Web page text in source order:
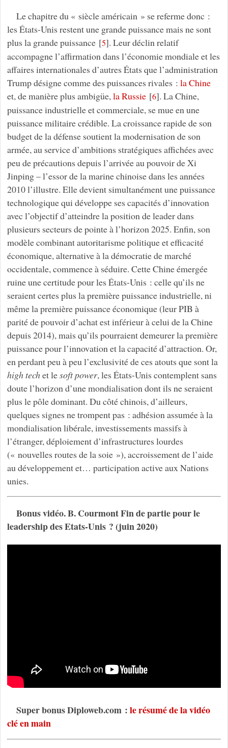
Le chapitre du « siècle américain » se referme donc :
les États-Unis restent une grande puissance mais ne sont
plus la grande puissance[5]. Leur déclin relatif
accompagne l’affirmation dans l’économie mondiale et les
affaires internationales d’autres États que l’administration
Trump désigne comme des puissances rivales : la Chine
et, de manière plus ambigüe, la Russie[6]. La Chine,
puissance industrielle et commerciale, se mue en une
puissance militaire crédible. La croissance rapide de son
budget de la défense soutient la modernisation de son
armée, au service d’ambitions stratégiques affichées avec
peu de précautions depuis l’arrivée au pouvoir de Xi
Jinping – l’essor de la marine chinoise dans les années
2010 l’illustre. Elle devient simultanément une puissance
technologique qui développe ses capacités d’innovation
avec l’objectif d’atteindre la position de leader dans
plusieurs secteurs de pointe à l’horizon 2025. Enfin, son
modèle combinant autoritarisme politique et efficacité
économique, alternative à la démocratie de marché
occidentale, commence à séduire. Cette Chine émergée
ruine une certitude pour les États-Unis : celle qu’ils ne
seraient certes plus la première puissance industrielle, ni
même la première puissance économique (leur PIB à
parité de pouvoir d’achat est inférieur à celui de la Chine
depuis 2014), mais qu’ils pourraient demeurer la première
puissance pour l’innovation et la capacité d’attraction. Or,
en perdant peu à peu l’exclusivité de ces atouts que sont la
high techet lesoft power, les États-Unis contemplent sans
doute l’horizon d’une mondialisation dont ils ne seraient
plus le pôle dominant. Du côté chinois, d’ailleurs,
quelques signes ne trompent pas : adhésion assumée à la
mondialisation libérale, investissements massifs à
l’étranger, déploiement d’infrastructures lourdes
(« nouvelles routes de la soie »), accroissement de l’aide
au développement et… participation active aux Nations
unies.
Bonus vidéo. B. Courmont Fin de partie pour le
leadership des Etats-Unis ? (juin 2020)
Super bonus Diploweb.com :le résumé de la vidéo
clé en main